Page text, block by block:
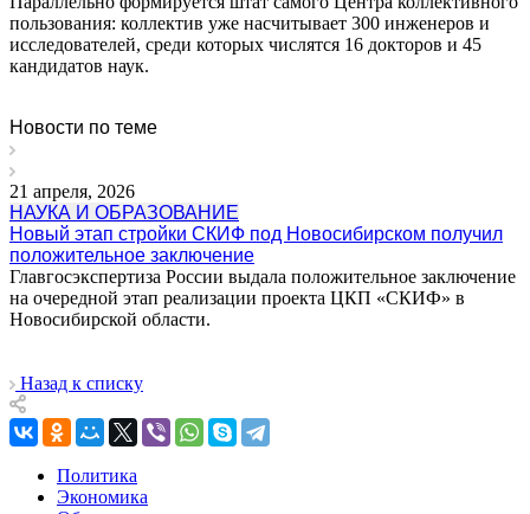
пользования: коллектив уже насчитывает 300 инженеров и
исследователей, среди которых числятся 16 докторов и 45
кандидатов наук.
Новости по теме
21 апреля, 2026
НАУКА И ОБРАЗОВАНИЕ
Новый этап стройки СКИФ под Новосибирском получил
положительное заключение
Главгосэкспертиза России выдала положительное заключение
на очередной этап реализации проекта ЦКП «СКИФ» в
Новосибирской области.
Назад к списку
Политика
Экономика